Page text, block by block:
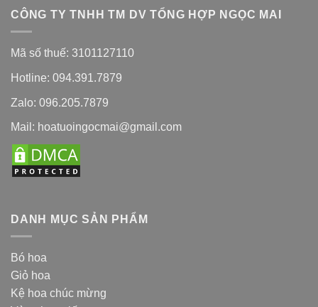
CÔNG TY TNHH TM DV TỔNG HỢP NGỌC MAI
Mã số thuế: 3101127110
Hotline: 094.391.7879
Zalo: 096.205.7879
Mail: hoatuoingocmai@gmail.com
DANH MỤC SẢN PHẨM
Bó hoa
Giỏ hoa
Kệ hoa chúc mừng